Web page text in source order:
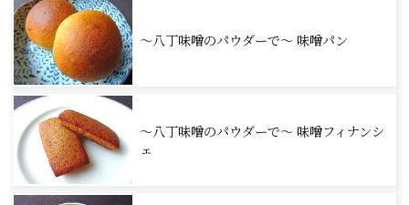
～八丁味噌のパウダーで～ 味噌パン
～八丁味噌のパウダーで～ 味噌フィナンシ
ェ